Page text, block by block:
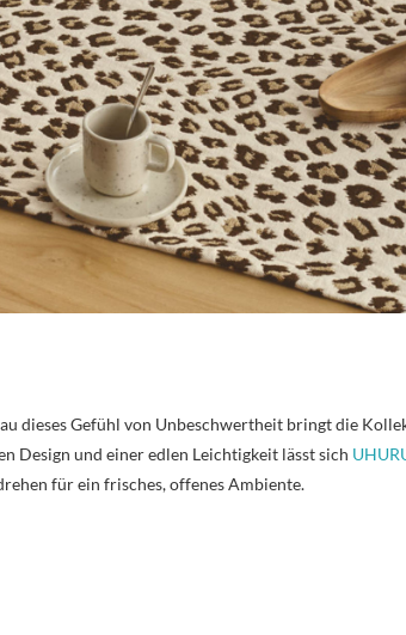
dieses Gefühl von Unbeschwertheit bringt die
Design und einer edlen Leichtigkeit lässt sich
für ein frisches, offenes Ambiente.